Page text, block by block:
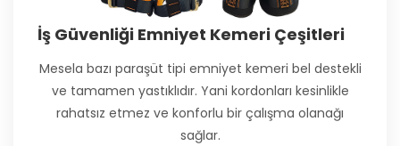
İş Güvenliği Emniyet Kemeri Çeşitleri
Mesela bazı paraşüt tipi emniyet kemeri bel destekli
ve tamamen yastıklıdır. Yani kordonları kesinlikle
rahatsız etmez ve konforlu bir çalışma olanağı
sağlar.